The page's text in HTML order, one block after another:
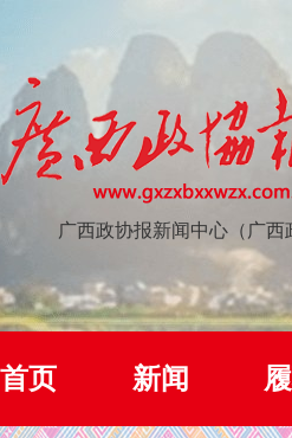
广西政协报新闻中心（广
首页 新闻